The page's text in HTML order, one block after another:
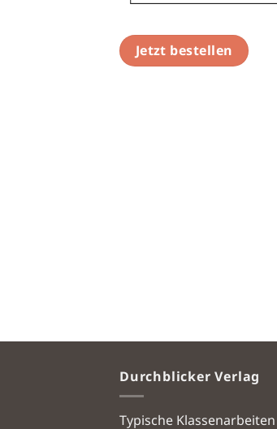
Jetzt bestellen
Durchblicker Verlag
Typische Klassenarbeiten